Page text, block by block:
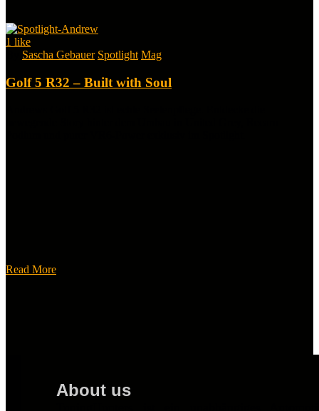
1 like
Sascha Gebauer Spotlight Mag
Golf 5 R32 – Built with Soul
Read More
About us